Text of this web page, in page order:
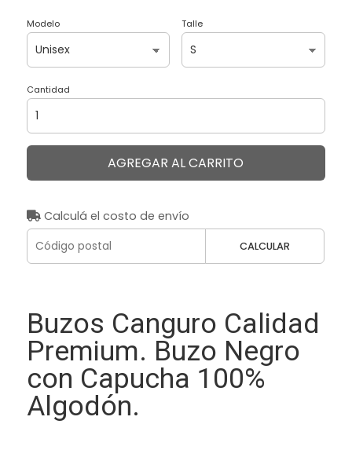
Modelo Talle
Cantidad
AGREGAR AL CARRITO
Calculá el costo de envío
CALCULAR
Buzos Canguro Calidad
Premium. Buzo Negro
con Capucha 100%
Algodón.